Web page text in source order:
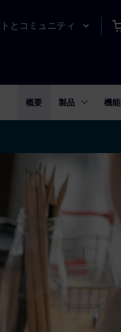
とコミュニティ
概要 製品 機能